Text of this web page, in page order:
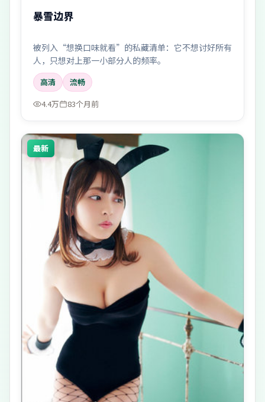
暴雪边界
被列入“想换口味就看”的私藏清单：它不想讨好所有
人，只想对上那一小部分人的频率。
高清
流畅
4.4万
83个月前
最新